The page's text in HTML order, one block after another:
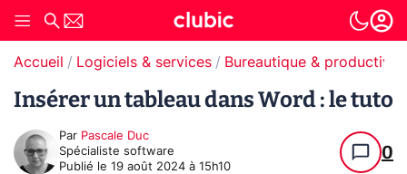
Accueil Logiciels & services Bureautique & productivité
Insérer un tableau dans Word : le tuto
Par Pascale Duc
Spécialiste software
Publié le 19 août 2024 à 15h10
0